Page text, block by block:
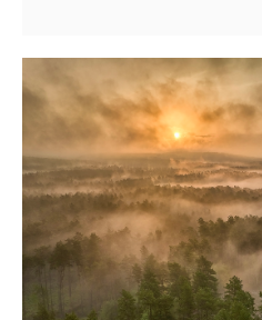
projekcie
„Smakuj
życie
w
każdym
wieku”